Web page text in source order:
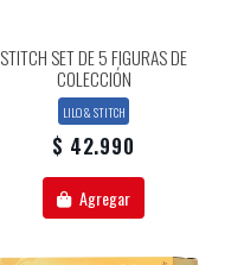
STITCH SET DE 5 FIGURAS DE
COLECCIÓN
LILO & STITCH
$ 42.990
Agregar